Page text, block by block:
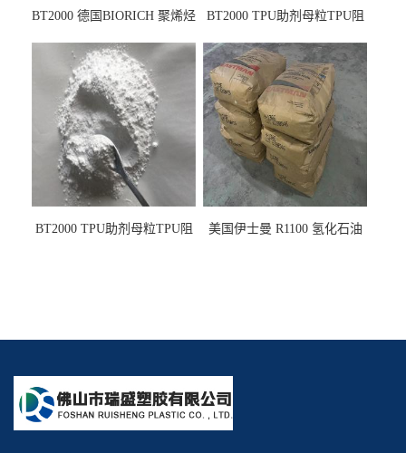
BT2000 德国BIORICH 聚烯烃
墨阻燃剂 TPU抗黄变剂 抗黄
变耐黄剂
BT2000 TPU助剂母粒TPU阻
剂雾面滑剂防粘剂 TPU抗黄
变剂 抗黄变耐黄剂
BT2000 TPU助剂母粒TPU阻
美国伊士曼 R1100 氢化石油